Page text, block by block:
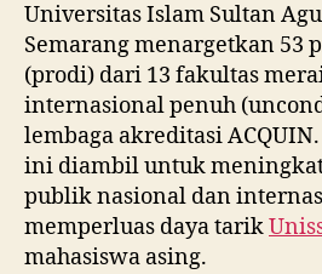
Universitas Islam Sultan
Semarang menargetkan 53
(prodi) dari 13 fakultas
internasional penuh
lembaga akreditasi
ini diambil untuk
publik nasional dan
memperluas daya tarik
mahasiswa asing.